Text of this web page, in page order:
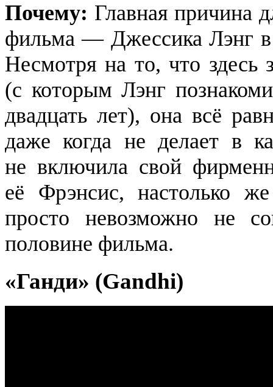
Почему: Главная причина
фильма — Джессика Лэнг в
Несмотря на то, что
(с которым Лэнг
двадцать лет), она всё
даже когда не делает в
не включила свой
её Фрэнсис, настолько же
просто невозможно не
половине фильма.
«Ганди» (Gandhi)